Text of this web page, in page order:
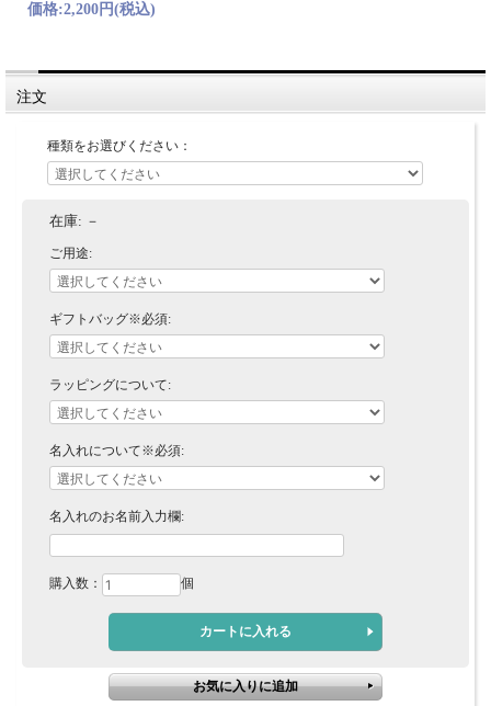
価格:2,200円(税込)
注文
種類をお選びください：
在庫: －
ご用途:
ギフトバッグ※必須:
ラッピングについて:
名入れについて※必須:
名入れのお名前入力欄:
購入数： 個